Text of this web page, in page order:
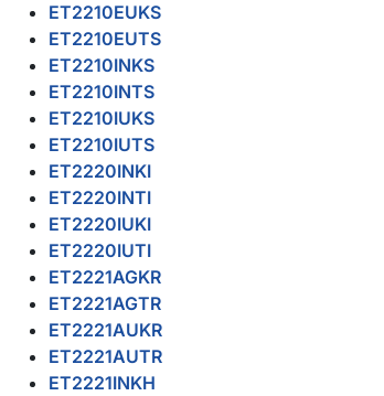
ET2210EUKS
ET2210EUTS
ET2210INKS
ET2210INTS
ET2210IUKS
ET2210IUTS
ET2220INKI
ET2220INTI
ET2220IUKI
ET2220IUTI
ET2221AGKR
ET2221AGTR
ET2221AUKR
ET2221AUTR
ET2221INKH